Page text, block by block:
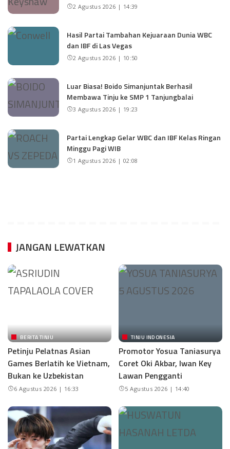
2 Agustus 2026 | 14:39
Hasil Partai Tambahan Kejuaraan Dunia WBC
dan IBF di Las Vegas
2 Agustus 2026 | 10:50
Luar Biasa! Boido Simanjuntak Berhasil
Membawa Tinju ke SMP 1 Tanjungbalai
3 Agustus 2026 | 19:23
Partai Lengkap Gelar WBC dan IBF Kelas Ringan
Minggu Pagi WIB
1 Agustus 2026 | 02:08
JANGAN LEWATKAN
BERITA TINJU
Petinju Pelatnas Asian
Games Berlatih ke Vietnam,
Bukan ke Uzbekistan
6 Agustus 2026 | 16:33
TINJU INDONESIA
Promotor Yosua Taniasurya
Coret Oki Akbar, Iwan Key
Lawan Pengganti
5 Agustus 2026 | 14:40